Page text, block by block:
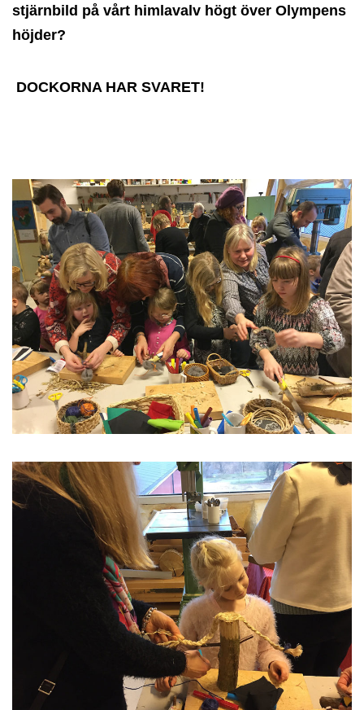
stjärnbild på vårt himlavalv högt över Olympens
höjder?
DOCKORNA HAR SVARET!